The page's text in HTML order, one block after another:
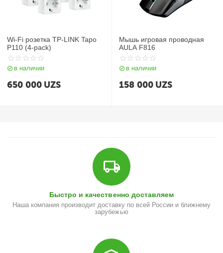
Wi‑Fi розетка TP-LINK Tapo
P110 (4-pack)
в наличии
650 000 UZS
Мышь игровая проводная
AULA F816
в наличии
158 000 UZS
Быстро и качественно доставляем
Наша компания производит доставку по всей России и ближнему
зарубежью